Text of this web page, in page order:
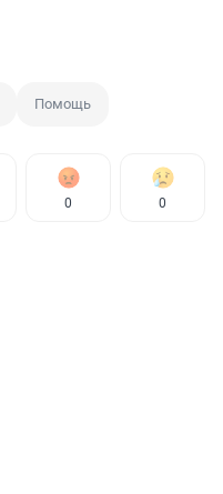
Помощь
0 0